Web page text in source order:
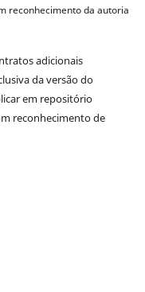
reconhecimento da autoria
adicionais
da versão do
em repositório
reconhecimento de